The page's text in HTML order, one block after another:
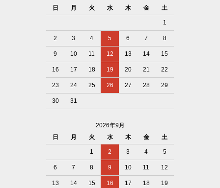
日
月 火 水 木 金 土
1
2 3 4 5 6 7 8
9 10 11 12 13 14 15
16 17 18 19 20 21 22
23 24 25 26 27 28 29
30 31
2026年9月
日
月 火 水 木 金 土
1 2 3 4 5
6 7 8 9 10 11 12
13 14 15 16 17 18 19